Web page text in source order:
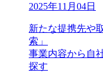
2025年11月04日
新たな提携先や
索」
事業内容から自
探す